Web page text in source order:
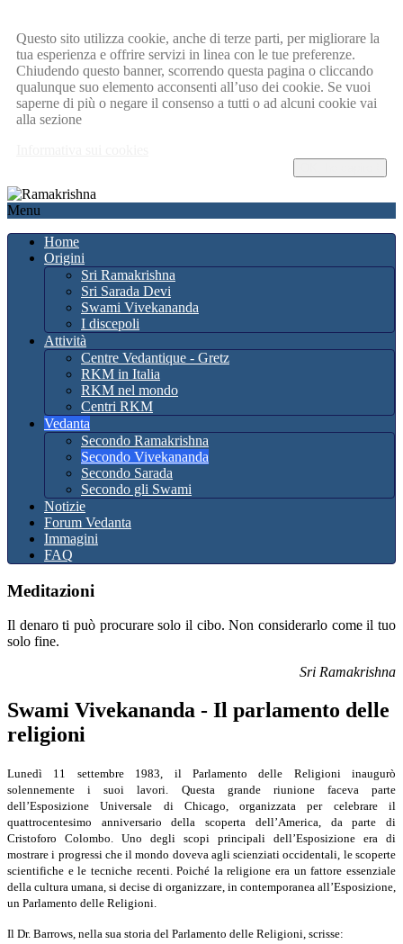
Questo sito utilizza cookie, anche di terze parti, per migliorare la
tua esperienza e offrire servizi in linea con le tue preferenze.
Chiudendo questo banner, scorrendo questa pagina o cliccando
qualunque suo elemento acconsenti all’uso dei cookie. Se vuoi
saperne di più o negare il consenso a tutti o ad alcuni cookie vai
alla sezione
Menu
Home
Origini
Sri Ramakrishna
Sri Sarada Devi
Swami Vivekananda
I discepoli
Attività
Centre Vedantique - Gretz
RKM in Italia
RKM nel mondo
Centri RKM
Vedanta
Secondo Ramakrishna
Secondo Vivekananda
Secondo Sarada
Secondo gli Swami
Notizie
Forum Vedanta
Immagini
FAQ
Meditazioni
Il denaro ti può procurare solo il cibo. Non considerarlo come il tuo
solo fine.
Sri Ramakrishna
Swami Vivekananda - Il parlamento delle
religioni
Lunedì 11 settembre 1983, il Parlamento delle Religioni inaugurò
solennemente i suoi lavori. Questa grande riunione faceva parte
dell’Esposizione Universale di Chicago, organizzata per celebrare il
quattrocentesimo anniversario della scoperta dell’America, da parte di
Cristoforo Colombo. Uno degli scopi principali dell’Esposizione era di
mostrare i progressi che il mondo doveva agli scienziati occidentali, le scoperte
scientifiche e le tecniche recenti. Poiché la religione era un fattore essenziale
della cultura umana, si decise di organizzare, in contemporanea all’Esposizione,
un Parlamento delle Religioni.
Il Dr. Barrows, nella sua storia del Parlamento delle Religioni, scrisse: